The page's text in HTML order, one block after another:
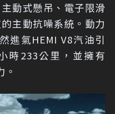
動式懸吊、電子限滑
主動抗噪系統。動力
進氣HEMI V8汽油引
時233公里，並擁有